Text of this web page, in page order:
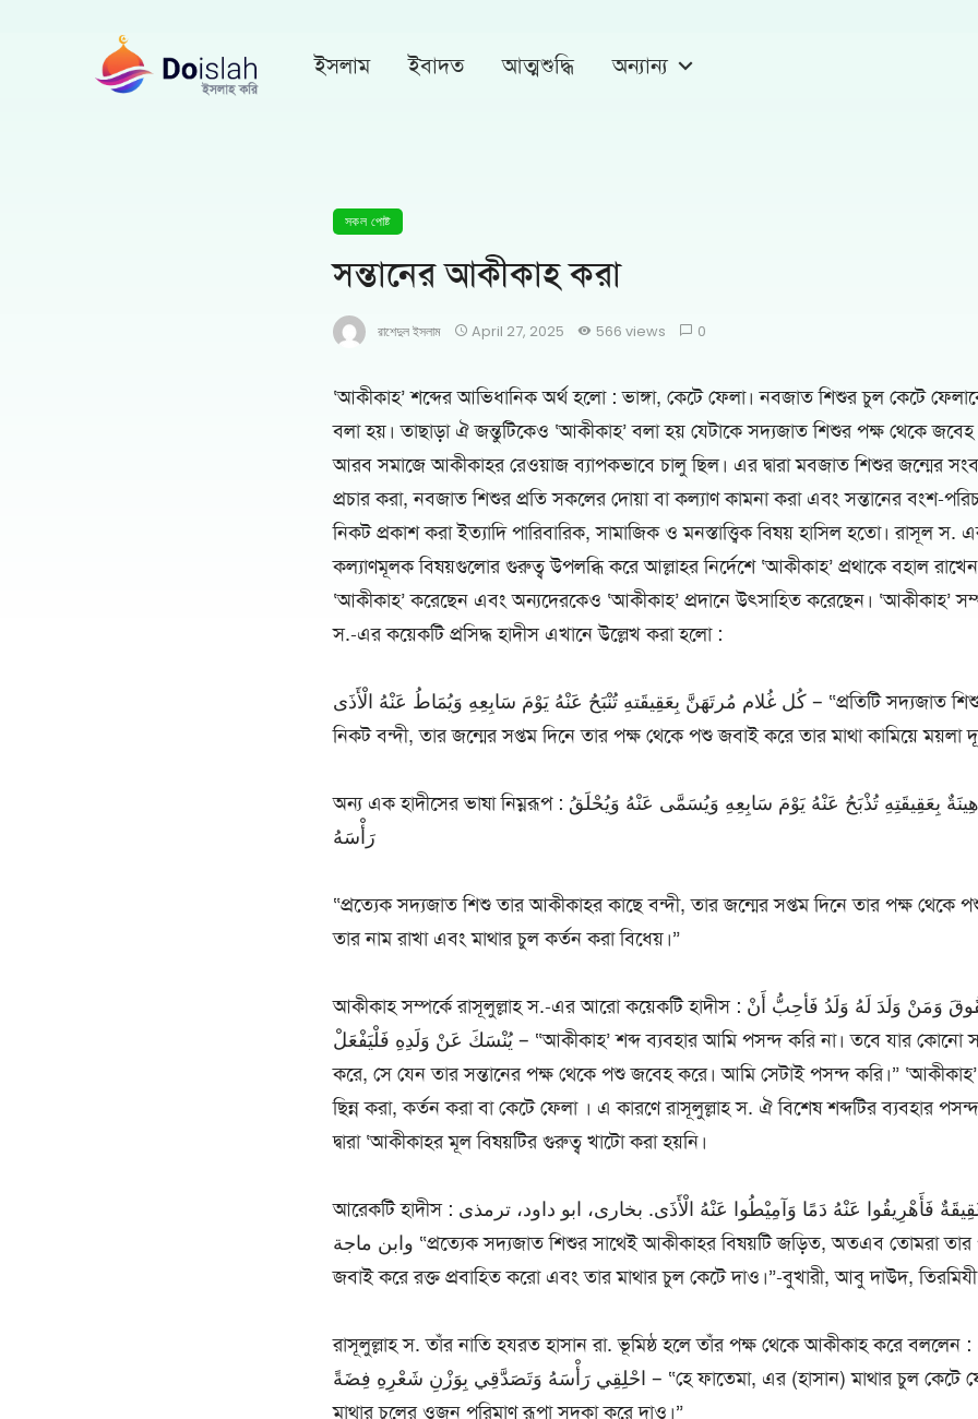
ইসলাম ইবাদত আত্মশুদ্ধি অন্যান্য
সকল পোষ্ট
সন্তানের আকীকাহ করা
রাশেদুল ইসলাম April 27, 2025 566 views 0
‘আকীকাহ’ শব্দের আভিধানিক অর্থ হলো : ভাঙ্গা, কেটে ফেলা। নবজাত শিশুর চুল কেটে
বলা হয়। তাছাড়া ঐ জন্তুটিকেও ‘আকীকাহ’ বলা হয় যেটাকে সদ্যজাত শিশুর পক্ষ থেকে জবেহ
আরব সমাজে আকীকাহর রেওয়াজ ব্যাপকভাবে চালু ছিল। এর দ্বারা মবজাত শিশুর জন্মের
প্রচার করা, নবজাত শিশুর প্রতি সকলের দোয়া বা কল্যাণ কামনা করা এবং সন্তানের বংশ-
নিকট প্রকাশ করা ইত্যাদি পারিবারিক, সামাজিক ও মনস্তাত্ত্বিক বিষয় হাসিল হতো। রাসূল স.
কল্যাণমূলক বিষয়গুলোর গুরুত্ব উপলব্ধি করে আল্লাহর নির্দেশে ‘আকীকাহ’ প্রথাকে বহাল
‘আকীকাহ’ করেছেন এবং অন্যদেরকেও ‘আকীকাহ’ প্রদানে উৎসাহিত করেছেন। ‘আকীকাহ’
স.-এর কয়েকটি প্রসিদ্ধ হাদীস এখানে উল্লেখ করা হলো :
كُل غُلام مُرتَهَنَّ بِعَقِيقَتهِ تُنْبَحُ عَنْهُ يَوْمَ سَابِعِهِ وَيُمَاطُ عَنْهُ الْأَذَى – “প্রতিটি সদ্যজাত শিশু তার আকীকাহর
নিকট বন্দী, তার জন্মের সপ্তম দিনে তার পক্ষ থেকে পশু জবাই করে তার মাথা কামিয়ে ময়লা
অন্য এক হাদীসের ভাষা নিম্নরূপ : كُل غُلامِ رَهِينَةٌ بِعَقِيقَتِهِ تُذْبَحُ عَنْهُ يَوْمَ سَابِعِهِ وَيُسَمَّى عَنْهُ وَيُحْلَقُ
رَأْسَهُ
“প্রত্যেক সদ্যজাত শিশু তার আকীকাহর কাছে বন্দী, তার জন্মের সপ্তম দিনে তার পক্ষ থেকে
তার নাম রাখা এবং মাথার চুল কর্তন করা বিধেয়।”
আকীকাহ সম্পর্কে রাসূলুল্লাহ স.-এর আরো কয়েকটি হাদীস : لا أحِبُّ الْعُقُوقَ وَمَنْ وَلَدَ لَهُ وَلَدُ فَأحِبُّ أَنْ
يُنْسَكَ عَنْ وَلَدِهِ فَلْيَفْعَلْ – “আকীকাহ’ শব্দ ব্যবহার আমি পসন্দ করি না। তবে যার কোনো সন্তান জন্মগ্রহণ
করে, সে যেন তার সন্তানের পক্ষ থেকে পশু জবেহ করে। আমি সেটাই পসন্দ করি।” ‘আকীকাহ’
ছিন্ন করা, কর্তন করা বা কেটে ফেলা । এ কারণে রাসূলুল্লাহ স. ঐ বিশেষ শব্দটির ব্যবহার
দ্বারা ‘আকীকাহর মূল বিষয়টির গুরুত্ব খাটো করা হয়নি।
আরেকটি হাদীস : مَعَ الغُلَامِ عَقِيقَةٌ فَأَهْرِيقُوا عَنْهُ دَمًا وَآمِيْطُوا عَنْهُ الْأَذَى. بخاری، ابو داود، ترمذی
وابن ماجة “প্রত্যেক সদ্যজাত শিশুর সাথেই আকীকাহর বিষয়টি জড়িত, অতএব তোমরা তার পক্ষ থেকে পশু
জবাই করে রক্ত প্রবাহিত করো এবং তার মাথার চুল কেটে দাও।”-বুখারী, আবু দাউদ,
রাসূলুল্লাহ স. তাঁর নাতি হযরত হাসান রা. ভূমিষ্ঠ হলে তাঁর পক্ষ থেকে আকীকাহ করে বললেন : يَا فَاطِمَةُ
احْلِقِي رَأْسَهُ وَتَصَدَّقِي بِوَزْنِ شَعْرِهِ فِضَةً – “হে ফাতেমা, এর (হাসান) মাথার চুল কেটে ফেল এবং তার
মাথার চুলের ওজন পরিমাণ রূপা সদকা করে দাও।”